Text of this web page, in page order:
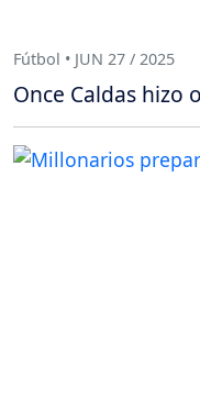
Fútbol • JUN 27 / 2025
Once Caldas hizo